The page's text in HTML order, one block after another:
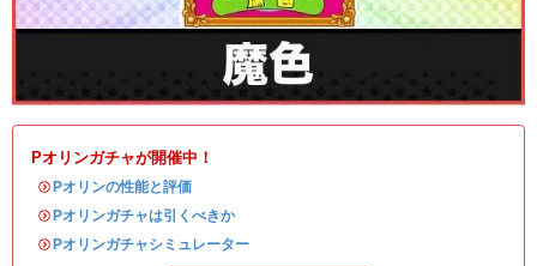
Pオリンガチャが開催中！
・Pオリンの性能と評価
・Pオリンガチャは引くべきか
・Pオリンガチャシミュレーター